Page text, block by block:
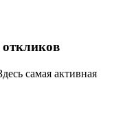
откликов
самая активная